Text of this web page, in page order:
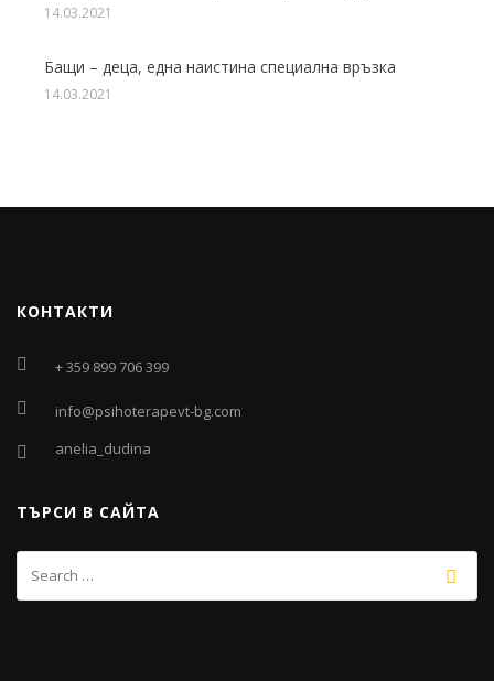
14.03.2021
Бащи – деца, една наистина специална връзка
14.03.2021
КОНТАКТИ
+ 359 899 706 399
info@psihoterapevt-bg.com
anelia_dudina
ТЪРСИ В САЙТА